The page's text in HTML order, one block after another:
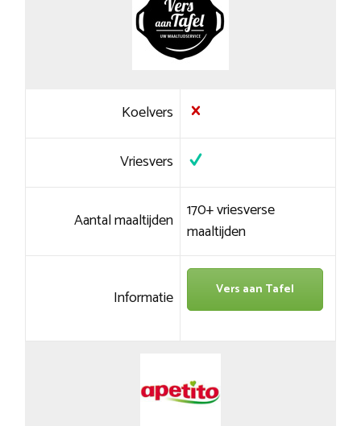
Koelvers
Vriesvers
Aantal maaltijden 170+ vriesverse
maaltijden
Informatie Vers aan Tafel